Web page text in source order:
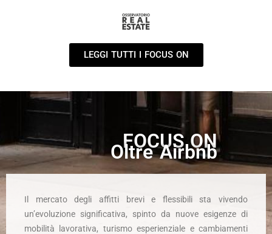
LEGGI TUTTI I FOCUS ON
FOCUS ON
Oltre Airbnb
Il mercato degli affitti brevi e flessibili sta vivendo
un’evoluzione significativa, spinto da nuove esigenze di
mobilità lavorativa, turismo esperienziale e cambiamenti